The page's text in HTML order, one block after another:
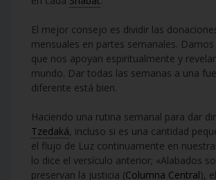
El mejor consejo es dividir las
mensuales en partes semanales.
que nos apoyan espiritualmente y
mundo. Dar todas las semanas a una
diferente está bien.
Haciendo una rutina semanal para dar
Tzedaká, incluso si es una cantidad
el flujo de Luz continuamente en
lo dice el versículo anterior; «Alabados
preservan la justicia (Columna Central),